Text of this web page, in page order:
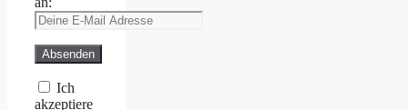
Ich
akzeptiere